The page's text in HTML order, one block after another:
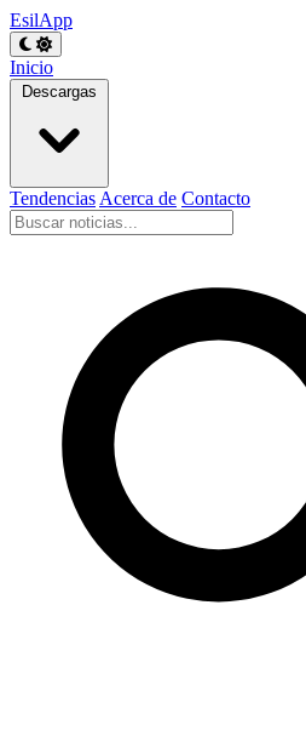
EsilApp
Inicio
Descargas
Tendencias Acerca de Contacto